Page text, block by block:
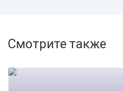
Смотрите также